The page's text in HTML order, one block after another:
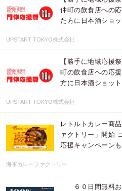
仲町の飲食店への
た方に日本酒ショ
UPSTART TOKYO株式会社
【勝手に地域応援
町の飲食店への応
方に日本酒ショッ
UPSTART TOKYO株式会社
レトルトカレー商
ァクトリー」開始
応援キャンペーン
海軍カレーファクトリー
６０日間無料